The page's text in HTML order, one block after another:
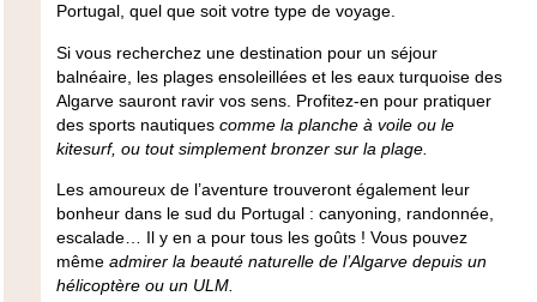
Portugal, quel que soit votre type de voyage.
Si vous recherchez une destination pour un séjour
balnéaire, les plages ensoleillées et les eaux turquoise des
Algarvesauront ravir vos sens. Profitez-en pour pratiquer
des sports nautiques comme la planche à voile ou le
kitesurf, ou tout simplement bronzer sur la plage.
Les amoureux de l’aventure trouveront également leur
bonheur dans le sud du Portugal : canyoning, randonnée,
escalade…
Il y en a pour tous les goûts ! Vous pouvez
même admirer la beauté naturelle de l’Algarve depuis un
hélicoptère ou un ULM.